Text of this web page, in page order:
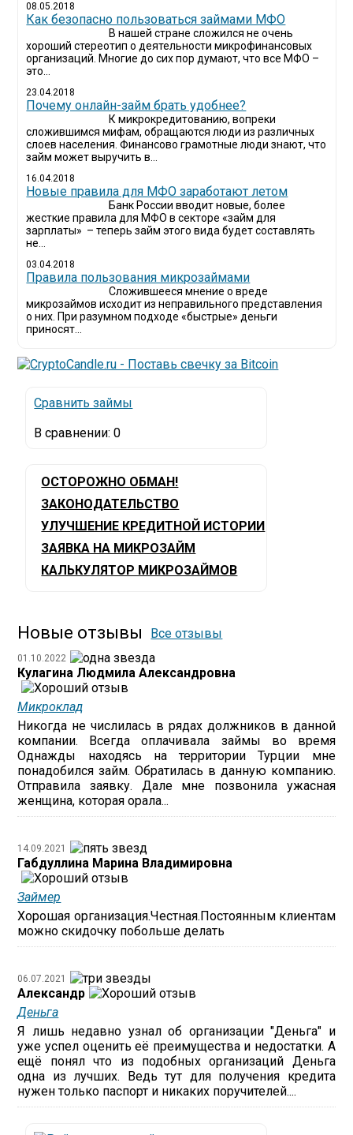
08.05.2018
Как безопасно пользоваться займами МФО
В нашей стране сложился не очень
хороший стереотип о деятельности микрофинансовых
организаций. Многие до сих пор думают, что все МФО –
это...
23.04.2018
Почему онлайн-займ брать удобнее?
К микрокредитованию, вопреки
сложившимся мифам, обращаются люди из различных
слоев населения. Финансово грамотные люди знают, что
займ может выручить в...
16.04.2018
Новые правила для МФО заработают летом
Банк России вводит новые, более
жесткие правила для МФО в секторе «займ для
зарплаты» – теперь займ этого вида будет составлять
не...
03.04.2018
​Правила пользования микрозаймами
Сложившееся мнение о вреде
микрозаймов исходит из неправильного представления
о них. При разумном подходе «быстрые» деньги
приносят...
Сравнить займы
В сравнении:0
ОСТОРОЖНО ОБМАН!
ЗАКОНОДАТЕЛЬСТВО
УЛУЧШЕНИЕ КРЕДИТНОЙ ИСТОРИИ
ЗАЯВКА НА МИКРОЗАЙМ
КАЛЬКУЛЯТОР МИКРОЗАЙМОВ
Новые отзывы Все отзывы
01.10.2022
Кулагина Людмила Александровна
Микроклад
Никогда не числилась в рядах должников в данной
компании. Всегда оплачивала займы во время
Однажды находясь на территории Турции мне
понадобился займ. Обратилась в данную компанию.
Отправила заявку. Дале мне позвонила ужасная
женщина, которая орала...
14.09.2021
Габдуллина Марина Владимировна
Займер
Хорошая организация.Честная.Постоянным клиентам
можно скидочку побольше делать
06.07.2021
Александр
Деньга
Я лишь недавно узнал об организации "Деньга" и
уже успел оценить её преимущества и недостатки. А
ещё понял что из подобных организаций Деньга
одна из лучших. Ведь тут для получения кредита
нужен только паспорт и никаких поручителей....